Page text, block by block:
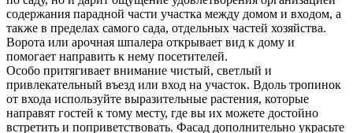
содержания парадной части участка между домом и входом, а
также в пределах самого сада, отдельных частей хозяйства.
Ворота или арочная шпалера открывает вид к дому и
помогает направить к нему посетителей.
Особо притягивает внимание чистый, светлый и
привлекательный въезд или вход на участок. Вдоль тропинок
от входа используйте выразительные растения, которые
направят гостей к тому месту, где вы их можете достойно
встретить и поприветствовать. Фасад дополнительно украсьте